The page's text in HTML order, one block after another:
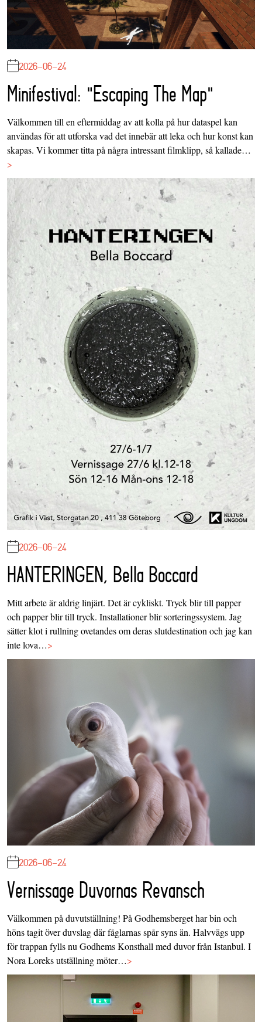
2026-06-24
Minifestival: "Escaping The Map"
Välkommen till en eftermiddag av att kolla på hur dataspel kan
användas för att utforska vad det innebär att leka och hur konst kan
skapas. Vi kommer titta på några intressant filmklipp, så kallade…
>
2026-06-24
HANTERINGEN, Bella Boccard
Mitt arbete är aldrig linjärt. Det är cykliskt. Tryck blir till papper
och papper blir till tryck. Installationer blir sorteringssystem. Jag
sätter klot i rullning ovetandes om deras slutdestination och jag kan
inte lova…>
2026-06-24
Vernissage Duvornas Revansch
Välkommen på duvutställning! På Godhemsberget har bin och
höns tagit över duvslag där fåglarnas spår syns än. Halvvägs upp
för trappan fylls nu Godhems Konsthall med duvor från Istanbul. I
Nora Loreks utställning möter…>